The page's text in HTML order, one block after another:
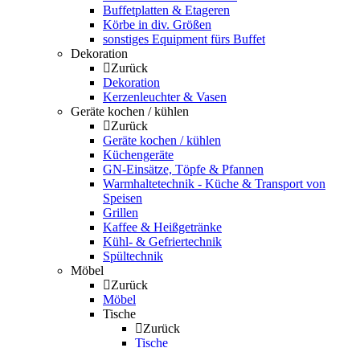
Buffetplatten & Etageren
Körbe in div. Größen
sonstiges Equipment fürs Buffet
Dekoration
Zurück
Dekoration
Kerzenleuchter & Vasen
Geräte kochen / kühlen
Zurück
Geräte kochen / kühlen
Küchengeräte
GN-Einsätze, Töpfe & Pfannen
Warmhaltetechnik - Küche & Transport von
Speisen
Grillen
Kaffee & Heißgetränke
Kühl- & Gefriertechnik
Spültechnik
Möbel
Zurück
Möbel
Tische
Zurück
Tische